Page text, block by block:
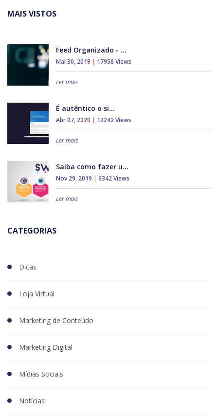
MAIS VISTOS
Feed Organizado - ...
Mai 30, 2019 | 17958 Views
Ler mais
É autêntico o si...
Abr 07, 2020 | 13242 Views
Ler mais
Saiba como fazer u...
Nov 29, 2019 | 6342 Views
Ler mais
CATEGORIAS
Dicas
Loja Virtual
Marketing de Conteúdo
Marketing Digital
Mídias Sociais
Notícias